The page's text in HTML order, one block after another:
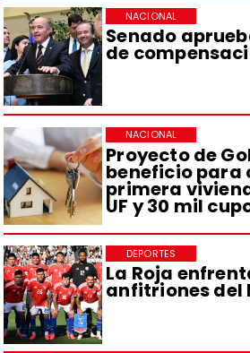
Senado
de
NACIONAL
Proyecto de
beneficio para
primera
UF y 30 mil
NACIONAL
La Roja
anfitriones del
DEPORTES